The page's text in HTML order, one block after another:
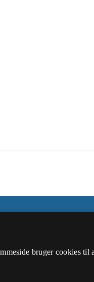
Peripeti ‒ Tidsskrift for
ISSN 2245-893X (Online)
bruger cookies til